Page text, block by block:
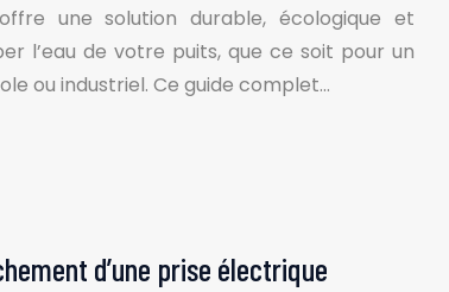
une solution durable, écologique et
l’eau de votre puits, que ce soit pour un
ou industriel. Ce guide complet…
d’une prise électrique